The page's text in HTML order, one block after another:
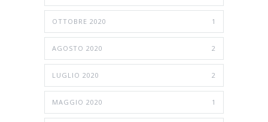
OTTOBRE 2020 1
AGOSTO 2020 2
LUGLIO 2020 2
MAGGIO 2020 1